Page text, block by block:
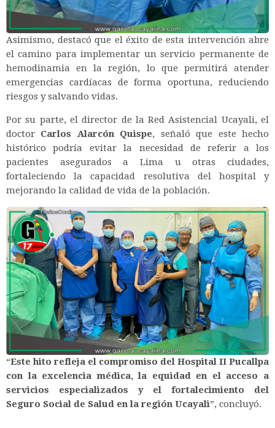
Asimismo, destacó que el éxito de esta intervención abre
el camino para implementar un servicio permanente de
hemodinamia en la región, lo que permitirá atender
emergencias cardíacas de forma oportuna, reduciendo
riesgos y salvando vidas.
Por su parte, el director de la Red Asistencial Ucayali, el
doctor Carlos Alarcón Quispe, señaló que este hecho
histórico podría evitar la necesidad de referir a los
pacientes asegurados a Lima u otras ciudades,
fortaleciendo la capacidad resolutiva del hospital y
mejorando la calidad de vida de la población.
“Este hito refleja el compromiso del Hospital II Pucallpa
con la excelencia médica, la equidad en el acceso a
servicios especializados y el fortalecimiento del
Seguro Social de Salud en la región Ucayali”, concluyó.